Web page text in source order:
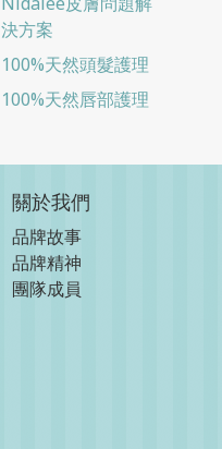
決方案
100%天然頭髮護理
100%天然唇部護理
關於我們
品牌故事
品牌精神
團隊成員